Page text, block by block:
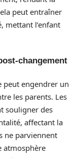
peut entraîner
mettant l’enfant
changement
peut engendrer un
les parents. Les
souligner des
affectant la
ne parviennent
atmosphère